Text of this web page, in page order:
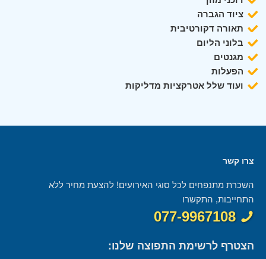
ציוד הגברה
תאורה דקורטיבית
בלוני הליום
מגנטים
הפעלות
ועוד שלל אטרקציות מדליקות
צרו קשר
השכרת מתנפחים לכל סוגי האירועים! להצעת מחיר ללא
התחייבות, התקשרו
077-9967108
הצטרף לרשימת התפוצה שלנו: